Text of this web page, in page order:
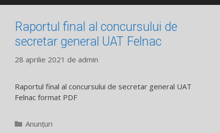
Raportul final al concursului de
secretar general UAT Felnac
28 aprilie 2021 de admin
Raportul final al concursului de secretar general UAT
Felnac format PDF
Categorii
Anunțuri